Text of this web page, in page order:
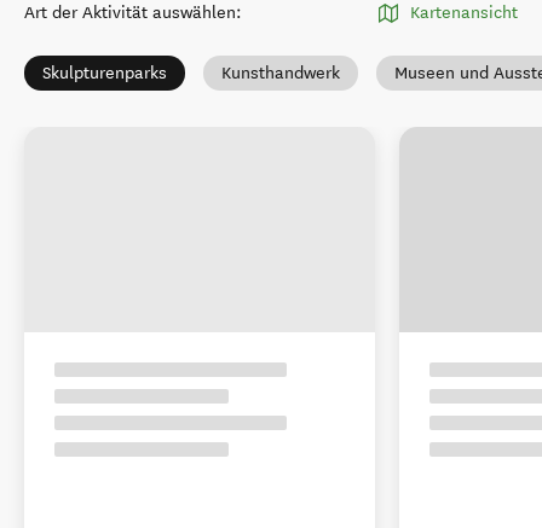
Art der Aktivität auswählen: Kartenansicht
Skulpturenparks Kunsthandwerk Museen und